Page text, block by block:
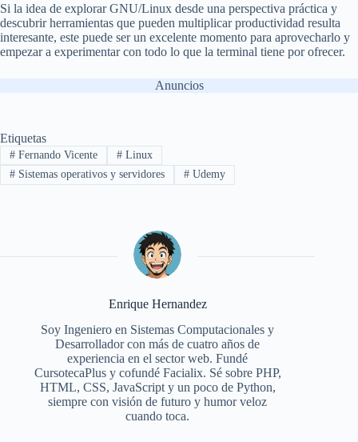
Si la idea de explorar GNU/Linux desde una perspectiva práctica y
descubrir herramientas que pueden multiplicar productividad resulta
interesante, este puede ser un excelente momento para aprovecharlo y
empezar a experimentar con todo lo que la terminal tiene por ofrecer.
Anuncios
Etiquetas
#Fernando Vicente #Linux
#Sistemas operativos y servidores #Udemy
Enrique Hernandez
Soy Ingeniero en Sistemas Computacionales y
Desarrollador con más de cuatro años de
experiencia en el sector web. Fundé
CursotecaPlus y cofundé Facialix. Sé sobre PHP,
HTML, CSS, JavaScript y un poco de Python,
siempre con visión de futuro y humor veloz
cuando toca.